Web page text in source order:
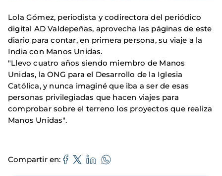
Lola Gómez, periodista y codirectora del periódico
digital AD Valdepeñas, aprovecha las páginas de este
diario para contar, en primera persona, su viaje a la
India con Manos Unidas.
"Llevo cuatro años siendo miembro de Manos
Unidas, la ONG para el Desarrollo de la Iglesia
Católica, y nunca imaginé que iba a ser de esas
personas privilegiadas que hacen viajes para
comprobar sobre el terreno los proyectos que realiza
Manos Unidas".
Compartir en